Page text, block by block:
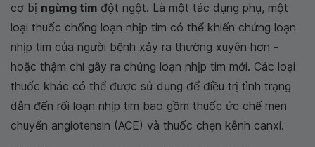
cơ bị ngừng tim đột ngột. Là một tác dụng phụ, một
loại thuốc chống loạn nhịp tim có thể khiến chứng loạn
nhịp tim của người bệnh xảy ra thường xuyên hơn -
hoặc thậm chí gây ra chứng loạn nhịp tim mới. Các loại
thuốc khác có thể được sử dụng để điều trị tình trạng
dẫn đến rối loạn nhịp tim bao gồm thuốc ức chế men
chuyển angiotensin (ACE) và thuốc chẹn kênh canxi.